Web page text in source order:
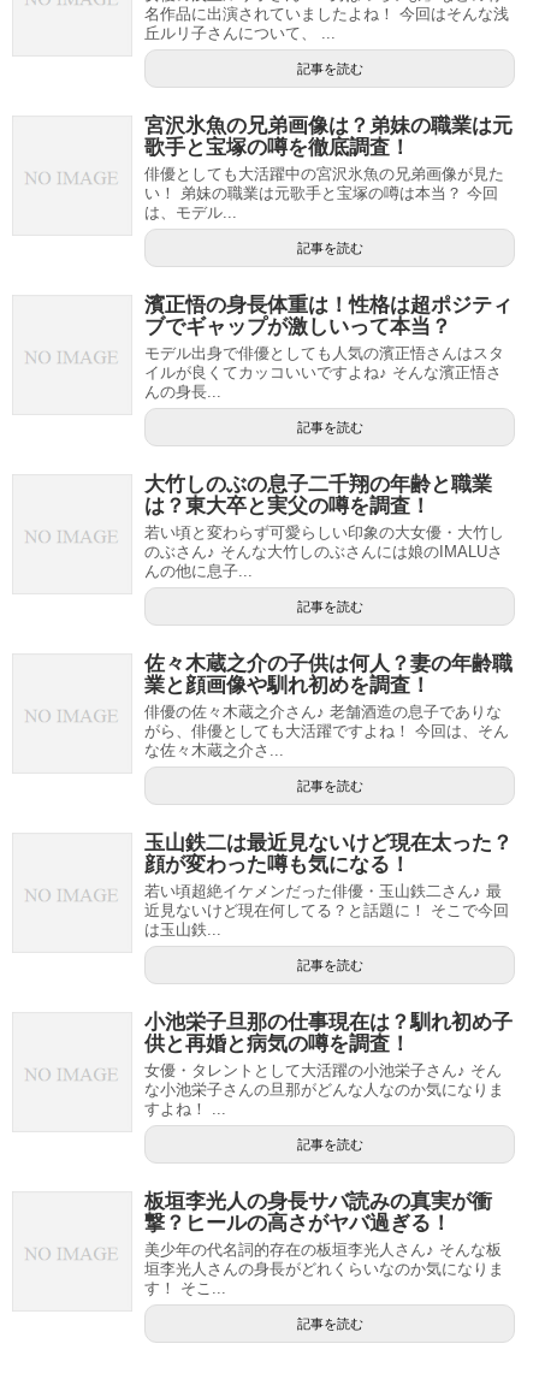
名作品に出演されていましたよね！ 今回はそんな浅
丘ルリ子さんについて、 ...
記事を読む
宮沢氷魚の兄弟画像は？弟妹の職業は元
歌手と宝塚の噂を徹底調査！
俳優としても大活躍中の宮沢氷魚の兄弟画像が見た
い！ 弟妹の職業は元歌手と宝塚の噂は本当？ 今回
は、モデル...
記事を読む
濱正悟の身長体重は！性格は超ポジティ
ブでギャップが激しいって本当？
モデル出身で俳優としても人気の濱正悟さんはスタ
イルが良くてカッコいいですよね♪ そんな濱正悟さ
んの身長...
記事を読む
大竹しのぶの息子二千翔の年齢と職業
は？東大卒と実父の噂を調査！
若い頃と変わらず可愛らしい印象の大女優・大竹し
のぶさん♪ そんな大竹しのぶさんには娘のIMALUさ
んの他に息子...
記事を読む
佐々木蔵之介の子供は何人？妻の年齢職
業と顔画像や馴れ初めを調査！
俳優の佐々木蔵之介さん♪ 老舗酒造の息子でありな
がら、俳優としても大活躍ですよね！ 今回は、そん
な佐々木蔵之介さ...
記事を読む
玉山鉄二は最近見ないけど現在太った？
顔が変わった噂も気になる！
若い頃超絶イケメンだった俳優・玉山鉄二さん♪ 最
近見ないけど現在何してる？と話題に！ そこで今回
は玉山鉄...
記事を読む
小池栄子旦那の仕事現在は？馴れ初め子
供と再婚と病気の噂を調査！
女優・タレントとして大活躍の小池栄子さん♪ そん
な小池栄子さんの旦那がどんな人なのか気になりま
すよね！ ...
記事を読む
板垣李光人の身長サバ読みの真実が衝
撃？ヒールの高さがヤバ過ぎる！
美少年の代名詞的存在の板垣李光人さん♪ そんな板
垣李光人さんの身長がどれくらいなのか気になりま
す！ そこ...
記事を読む